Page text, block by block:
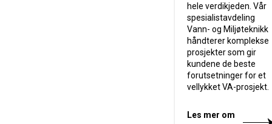
hele verdikjeden. Vår
spesialistavdeling
Vann- og Miljøteknikk
håndterer komplekse
prosjekter som gir
kundene de beste
forutsetninger for et
vellykket VA-prosjekt.
Les mer om